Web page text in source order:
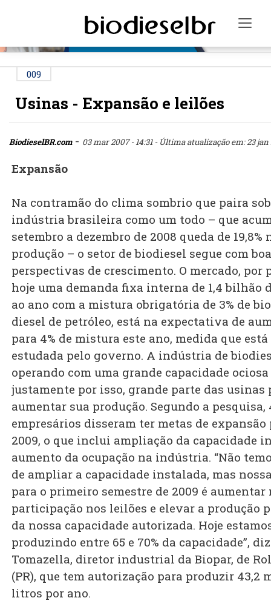
009
Usinas - Expansão e leilões
BiodieselBR.com- 03 mar 2007 - 14:31 - Última atualização em: 23 jan
Expansão
Na contramão do clima sombrio que paira
indústria brasileira como um todo – que
setembro a dezembro de 2008 queda de 19,8%
produção – o setor de biodiesel segue com
perspectivas de crescimento. O mercado, por
hoje uma demanda fixa interna de 1,4 bilhão
ao ano com a mistura obrigatória de 3% de
diesel de petróleo, está na expectativa de
para 4% de mistura este ano, medida que
estudada pelo governo. A indústria de
operando com uma grande capacidade ociosa
justamente por isso, grande parte das usinas
aumentar sua produção. Segundo a pesquisa,
empresários disseram ter metas de expansão
2009, o que inclui ampliação da capacidade
aumento da ocupação na indústria. “Não
de ampliar a capacidade instalada, mas
para o primeiro semestre de 2009 é aumentar
participação nos leilões e elevar a produção
da nossa capacidade autorizada. Hoje
produzindo entre 65 e 70% da capacidade”,
Tomazella, diretor industrial da Biopar, de
(PR), que tem autorização para produzir 43,2
litros por ano.